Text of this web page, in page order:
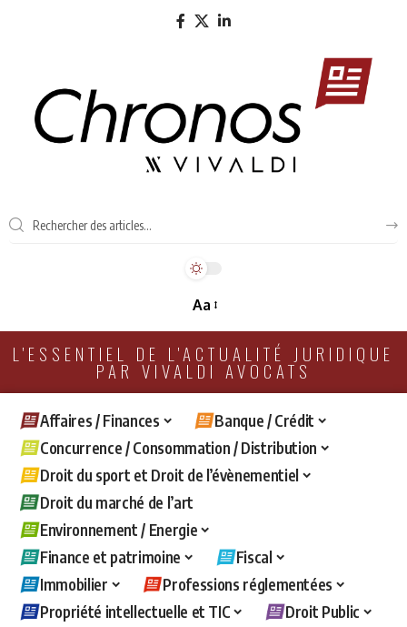
Aa
L'ESSENTIEL DE L'ACTUALITÉ JURIDIQUE
PAR VIVALDI AVOCATS
Affaires / Finances
Banque / Crédit
Concurrence / Consommation / Distribution
Droit du sport et Droit de l’évènementiel
Droit du marché de l’art
Environnement / Energie
Finance et patrimoine
Fiscal
Immobilier
Professions réglementées
Propriété intellectuelle et TIC
Droit Public